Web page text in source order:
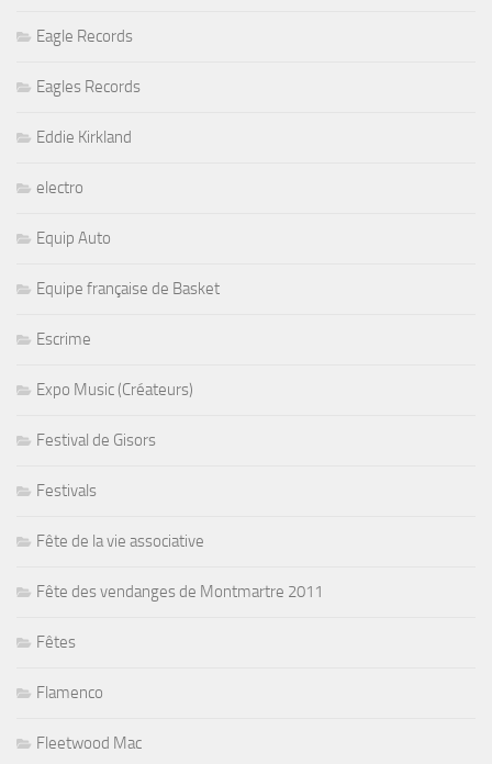
Eagle Records
Eagles Records
Eddie Kirkland
electro
Equip Auto
Equipe française de Basket
Escrime
Expo Music (Créateurs)
Festival de Gisors
Festivals
Fête de la vie associative
Fête des vendanges de Montmartre 2011
Fêtes
Flamenco
Fleetwood Mac